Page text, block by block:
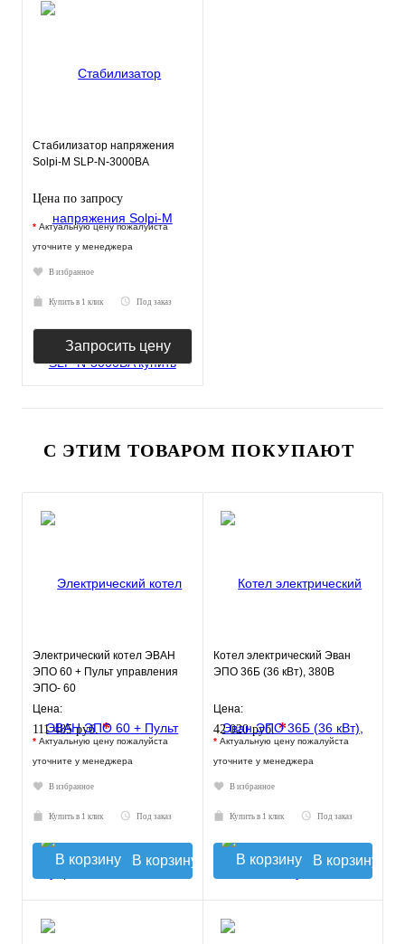
Стабилизатор напряжения
Solpi-M SLP-N-3000BA
Цена по запросу
* Актуальную цену пожалуйста
уточните у менеджера
В избранное
Купить в 1 клик Под заказ
Запросить цену
С ЭТИМ ТОВАРОМ ПОКУПАЮТ
Электрический котел ЭВАН
ЭПО 60 + Пульт управления
ЭПО- 60
Цена:
111 485 руб.*
* Актуальную цену пожалуйста
уточните у менеджера
В избранное
Купить в 1 клик Под заказ
В корзину
Котел электрический Эван
ЭПО 36Б (36 кВт), 380В
Цена:
42 020 руб.*
* Актуальную цену пожалуйста
уточните у менеджера
В избранное
Купить в 1 клик Под заказ
В корзину